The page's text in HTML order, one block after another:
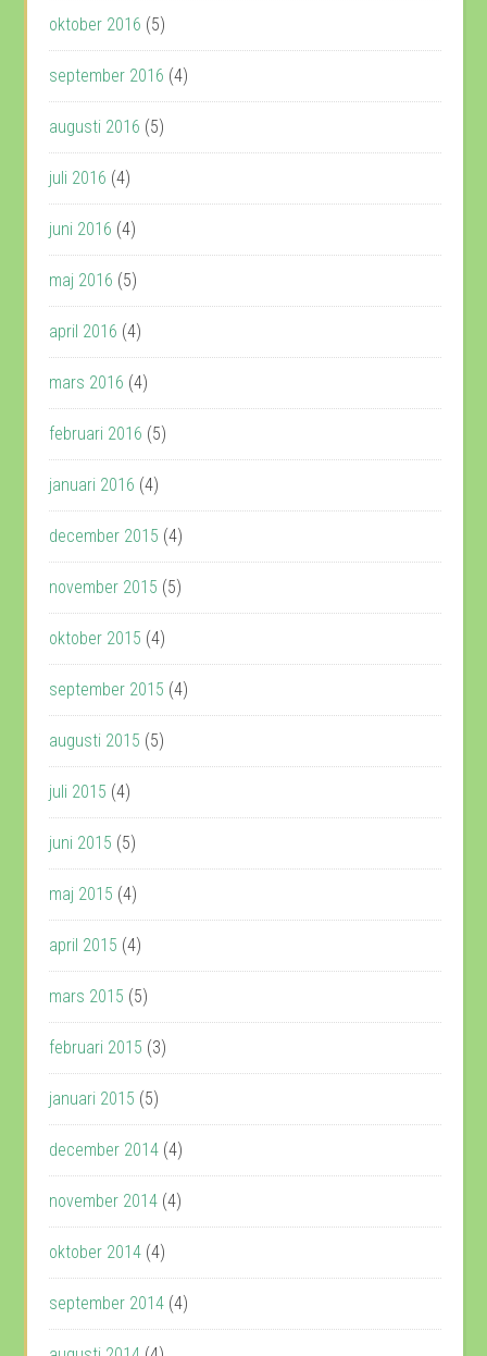
oktober 2016 (5)
september 2016 (4)
augusti 2016 (5)
juli 2016 (4)
juni 2016 (4)
maj 2016 (5)
april 2016 (4)
mars 2016 (4)
februari 2016 (5)
januari 2016 (4)
december 2015 (4)
november 2015 (5)
oktober 2015 (4)
september 2015 (4)
augusti 2015 (5)
juli 2015 (4)
juni 2015 (5)
maj 2015 (4)
april 2015 (4)
mars 2015 (5)
februari 2015 (3)
januari 2015 (5)
december 2014 (4)
november 2014 (4)
oktober 2014 (4)
september 2014 (4)